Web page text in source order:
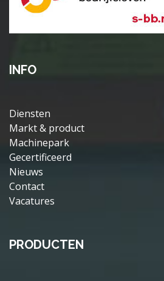
INFO
Diensten
Markt & product
Machinepark
Gecertificeerd
Nieuws
Contact
Vacatures
PRODUCTEN